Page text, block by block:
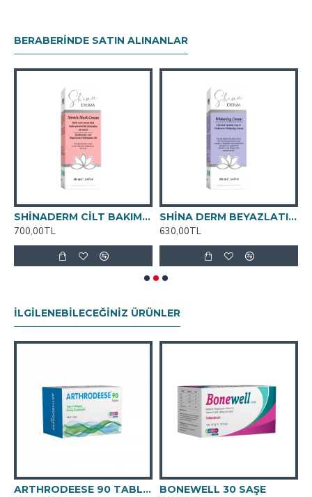
BERABERINDE SATIN ALINANLAR
SHİNADERM CİLT BAKIM VE ÇATLAK KREMİ 100ml
700,00TL
SHİNA DERM BEYAZLATICI KREM 100ML
630,00TL
İLGILENEBILECEĞINIZ ÜRÜNLER
ARTHRODEESE 90 TABLET
BONEWELL 30 SAŞE